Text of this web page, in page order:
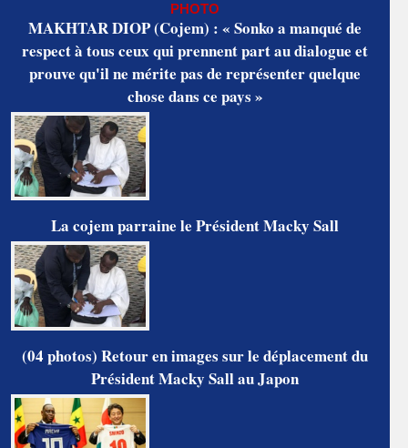
PHOTO
MAKHTAR DIOP (Cojem) : « Sonko a manqué de
respect à tous ceux qui prennent part au dialogue et
prouve qu'il ne mérite pas de représenter quelque
chose dans ce pays »
La cojem parraine le Président Macky Sall
(04 photos) Retour en images sur le déplacement du
Président Macky Sall au Japon